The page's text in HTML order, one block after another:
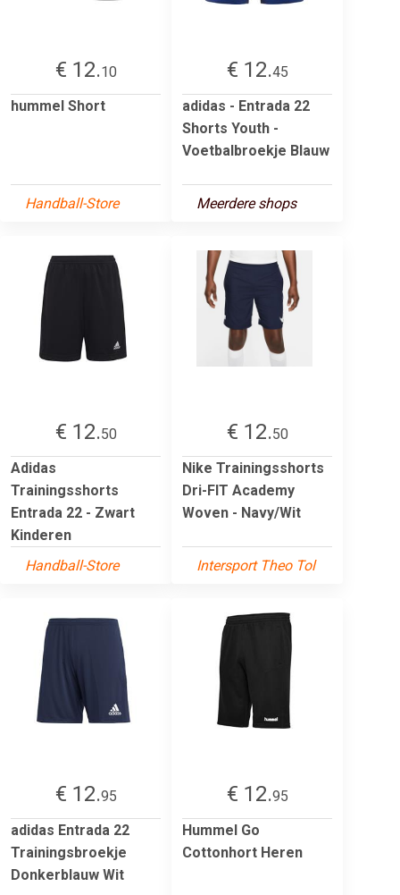
€ 12.10
hummel Short
Handball-Store
€ 12.45
adidas - Entrada 22
Shorts Youth -
Voetbalbroekje Blauw
Meerdere shops
€ 12.50
Adidas
Trainingsshorts
Entrada 22 - Zwart
Kinderen
Handball-Store
€ 12.50
Nike Trainingsshorts
Dri-FIT Academy
Woven - Navy/Wit
Intersport Theo Tol
€ 12.95
adidas Entrada 22
Trainingsbroekje
Donkerblauw Wit
€ 12.95
Hummel Go
Cottonhort Heren